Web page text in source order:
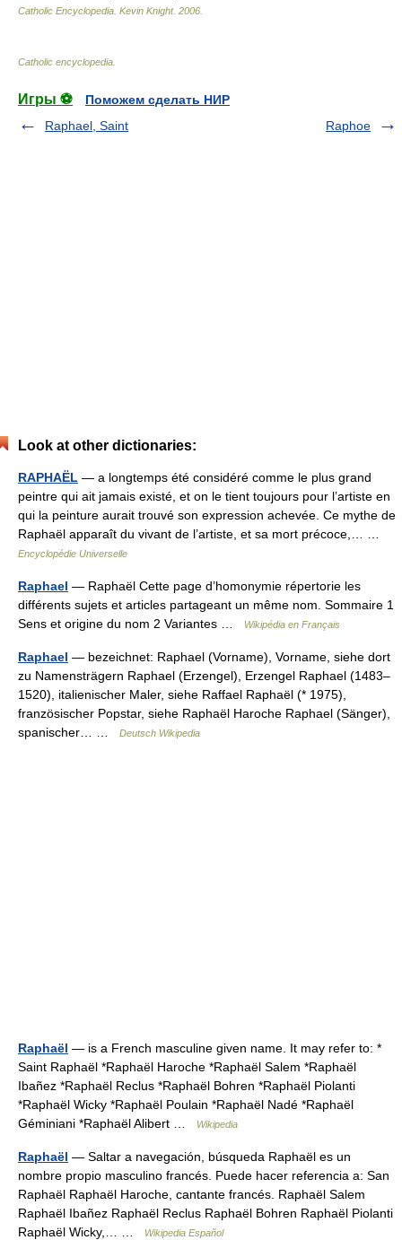
Catholic Encyclopedia Kevin Knight. 2006
Catholic encyclopedia
Игры ⚽
Поможем сделать НИР
Raphael, Saint
Raphoe
Look at other dictionaries:
RAPHAËL — a longtemps été considéré comme le plus grand
peintre qui ait jamais existé, et on le tient toujours pour l’artiste en
qui la peinture aurait trouvé son expression achevée. Ce mythe de
Raphaël apparaît du vivant de l’artiste, et sa mort précoce,… …
Encyclopédie Universelle
Raphael — Raphaël Cette page d’homonymie répertorie les
différents sujets et articles partageant un même nom. Sommaire 1
Sens et origine du nom 2 Variantes …
Wikipédia en Français
Raphael — bezeichnet: Raphael (Vorname), Vorname, siehe dort
zu Namensträgern Raphael (Erzengel), Erzengel Raphael (1483–
1520), italienischer Maler, siehe Raffael Raphaël (* 1975),
französischer Popstar, siehe Raphaël Haroche Raphael (Sänger),
spanischer… …
Deutsch Wikipedia
Raphaël — is a French masculine given name. It may refer to: *
Saint Raphaël *Raphaël Haroche *Raphaël Salem *Raphaël
Ibañez *Raphaël Reclus *Raphaël Bohren *Raphaël Piolanti
*Raphaël Wicky *Raphaël Poulain *Raphaël Nadé *Raphaël
Géminiani *Raphaël Alibert …
Wikipedia
Raphaël — Saltar a navegación, búsqueda Raphaël es un
nombre propio masculino francés. Puede hacer referencia a: San
Raphaël Raphaël Haroche, cantante francés. Raphaël Salem
Raphaël Ibañez Raphaël Reclus Raphaël Bohren Raphaël Piolanti
Raphaël Wicky,… …
Wikipedia Español